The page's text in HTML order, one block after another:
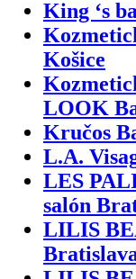
King ‘s
Košice
LOOK
Kručos
L.A.
LES
salón
LILIS